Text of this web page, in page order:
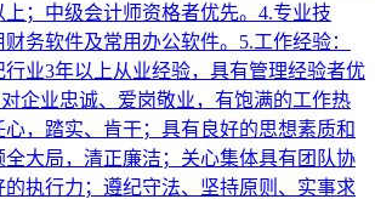
；中级会计师资格者优先。4.专业技
务软件及常用办公软件。5.工作经验：
业3年以上从业经验，具有管理经验者优
企业忠诚、爱岗敬业，有饱满的工作热
，踏实、肯干；具有良好的思想素质和
全大局，清正廉洁；关心集体具有团队协
执行力；遵纪守法、坚持原则、实事求